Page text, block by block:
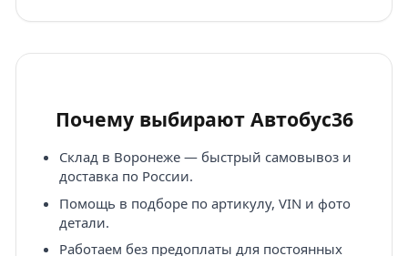
Почему выбирают Автобус36
Склад в Воронеже — быстрый самовывоз и
доставка по России.
Помощь в подборе по артикулу, VIN и фото
детали.
Работаем без предоплаты для постоянных